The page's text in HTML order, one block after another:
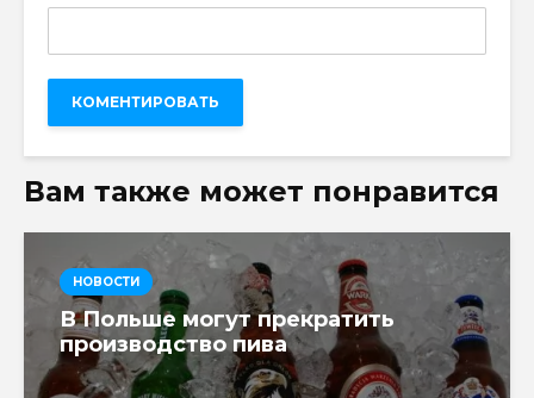
Вам также может понравится
НОВОСТИ
В Польше могут прекратить
производство пива